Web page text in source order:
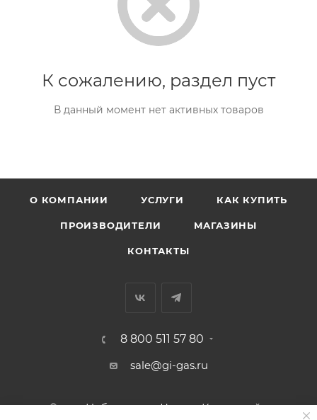
К сожалению, раздел пуст
В данный момент нет активных товаров
О КОМПАНИИ УСЛУГИ КАК КУПИТЬ
ПРОИЗВОДИТЕЛИ МАГАЗИНЫ
КОНТАКТЫ
8 800 511 57 80
sale@gi-gas.ru
г. Набережные Челны, Казанский